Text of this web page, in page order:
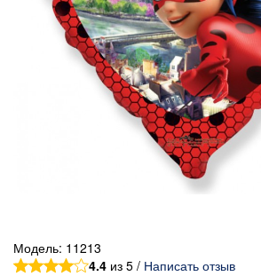
Модель: 11213
4.4 из 5 / Написать отзыв